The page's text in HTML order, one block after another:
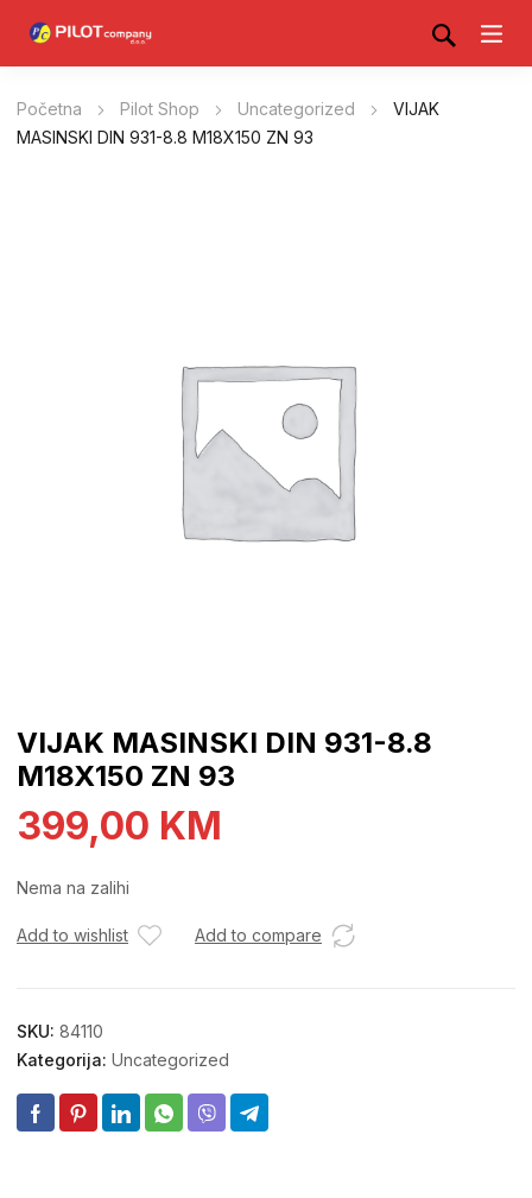
Početna Pilot Shop Uncategorized
VIJAK
MASINSKI DIN 931-8.8 M18X150 ZN 93
VIJAK MASINSKI DIN 931-8.8
M18X150 ZN 93
399,00 KM
Nema na zalihi
Add to wishlist Add to compare
SKU: 84110
Kategorija: Uncategorized